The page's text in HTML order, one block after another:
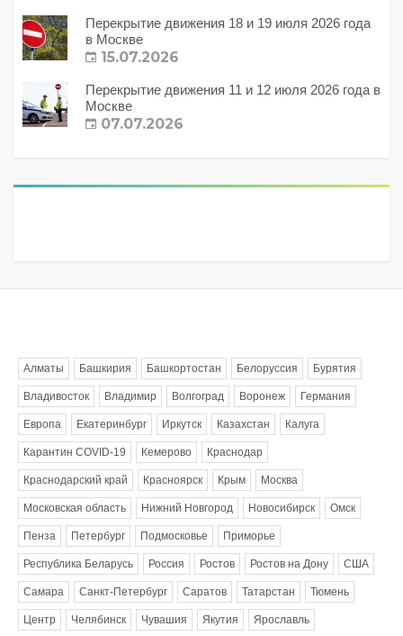
Перекрытие движения 18 и 19 июля 2026 года
в Москве
15.07.2026
Перекрытие движения 11 и 12 июля 2026 года в
Москве
07.07.2026
Алматы Башкирия Башкортостан Белоруссия Бурятия
Владивосток Владимир Волгоград Воронеж Германия
Европа Екатеринбург Иркутск Казахстан Калуга
Карантин COVID-19 Кемерово Краснодар
Краснодарский край Красноярск Крым Москва
Московская область Нижний Новгород Новосибирск Омск
Пенза Петербург Подмосковье Приморье
Республика Беларусь Россия Ростов Ростов на Дону США
Самара Санкт-Петербург Саратов Татарстан Тюмень
Центр Челябинск Чувашия Якутия Ярославль